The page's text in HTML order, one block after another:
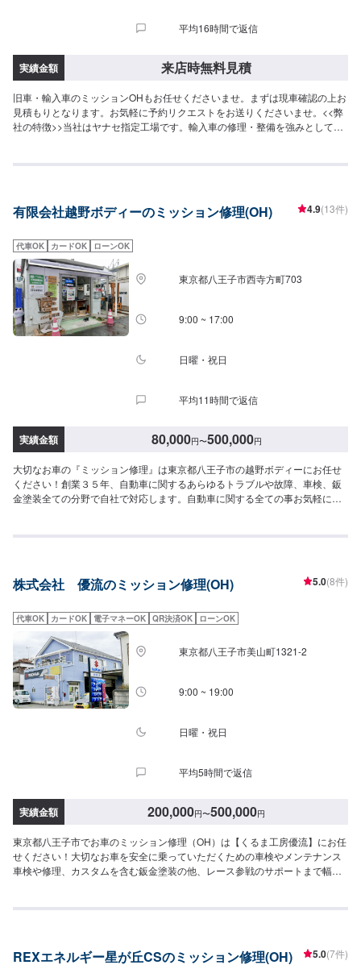
平均16時間で返信
実績金額 来店時無料見積
旧車・輸入車のミッションOHもお任せくださいませ。まずは現車確認の上お
見積もりとなります。お気軽に予約リクエストをお送りくださいませ。<<弊
社の特徴>>当社はヤナセ指定工場です。輸入車の修理・整備を強みとしてお
す。万が一の際にも安心です。<<国家資格を持った整備士が多数在籍>>二級
有限会社越野ボディーのミッション修理(OH) 4.9(13件)
代車OK カードOK ローンOK
東京都八王子市西寺方町703
9:00 ~ 17:00
日曜・祝日
平均11時間で返信
実績金額 80,000円〜500,000円
大切なお車の『ミッション修理』は東京都八王子市の越野ボディーにお任せ
ください！創業３５年、自動車に関するあらゆるトラブルや故障、車検、鈑
金塗装全ての分野で自社で対応します。自動車に関する全ての事お気軽にご
OK✔️迅速かつ丁寧に修理！自動車整備リフトをはじめ、さまざまな設備を多
どを事前にお送りいただけるとスムーズです。【定休日・営業時間】定休
【2】お見積り【3】お見積りにご納得いただければ作業開始【4】仕上がり
次第納車【お見積もり・代車無料】リサイクル部品を使った修理や、無料代
車手配などお客様のニーズに応えるお見積もりを実現します。※代車の燃料代
はお客様にご負担いただいております。※内容などにより貸し出し出来かねる
場合もございます。【ご注意】入庫の際はお気をつけてお越しください。駐
車スペースは事務所前の空いているスペースに駐車してください。受付はス
タッフへ「メンテモで予約しました」とお伝えください。ご案内いたしま
株式会社 優流のミッション修理(OH) 5.0(8件)
代車OK カードOK 電子マネーOK QR決済OK ローンOK
東京都八王子市美山町1321-2
9:00 ~ 19:00
日曜・祝日
平均5時間で返信
実績金額 200,000円〜500,000円
東京都八王子市でお車のミッション修理（OH）は【くるま工房優流】にお任
せください！大切なお車を安全に乗っていただくための車検やメンテナンス
車検や修理、カスタムを含む鈑金塗装の他、レース参戦のサポートまで幅ひ
りたいと考えています。ドライブ中の不具合やなんだかおかしい気がする…
の行き届いたスタッフと最新の環境で、ご相談窓口から実際の作業、納車に
REXエネルギー星が丘CSのミッション修理(OH) 5.0(7件)